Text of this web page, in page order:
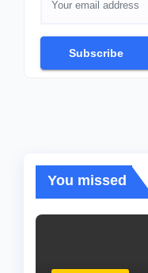
Subscribe
You missed